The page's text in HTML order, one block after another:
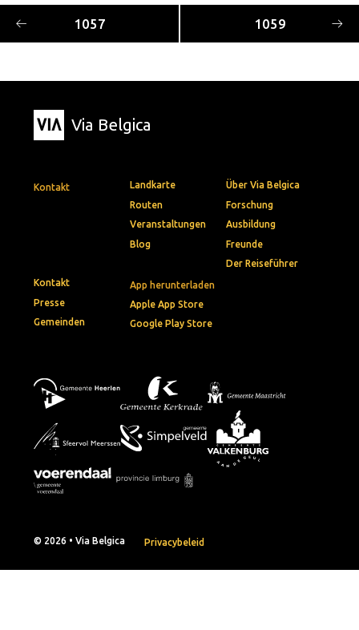
1057 1059
Via Belgica
Kontakt
App herunterladen
Apple App Store
Google Play Store
Landkarte
Routen
Veranstaltungen
Blog
Über Via Belgica
Forschung
Ausbildung
Freunde
Der Reiseführer
Kontakt
Presse
Gemeinden
© 2026 • Via Belgica Privacybeleid